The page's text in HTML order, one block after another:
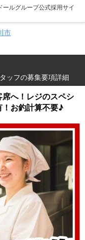
ルグループ公式採用サイ
市
ッフの募集要項詳細
席へ！レジのスペシ
！お釣計算不要♪